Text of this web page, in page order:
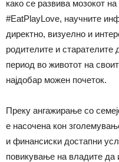
како се развива мозокот
#EatPlayLove, научните
директно, визуелно и
родителите и старателите
период во животот на
најдобар можен почеток.
Преку ангажирање со
е насочена кон
и финансиски достапни
повикување на владите да